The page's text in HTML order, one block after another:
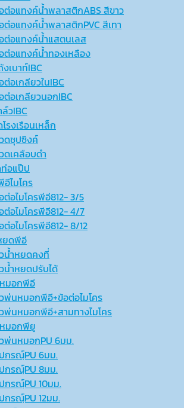
ต่อแทงค์น้ำพลาสติกABS สีขาว
ต่อแทงค์น้ำพลาสติกPVC สีเทา
ต่อแทงค์น้ำแสตนเลส
ต่อแทงค์น้ำทองเหลือง
เบาท์IBC
ต่อเกลียวในIBC
ต่อเกลียวนอกIBC
ล์วIBC
รงเรือนเหล็ก
ดชุปซิงค์
ดเคลือบดำ
อแป๊ป
ไมโคร
ต่อไมโครพีอี812- 3/5
ต่อไมโครพีอี812- 4/7
ต่อไมโครพีอี812- 8/12
ยดพีอี
น้ำหยดคงที่
น้ำหยดปรับได้
มอกพีอี
พ่นหมอกพีอี+ข้อต่อไมโคร
พ่นหมอกพีอี+สามทางไมโคร
มอกพียู
พ่นหมอกPU 6มม.
กรณ์ฺPU 6มม.
กรณ์ฺPU 8มม.
กรณ์ฺPU 10มม.
กรณ์ฺPU 12มม.